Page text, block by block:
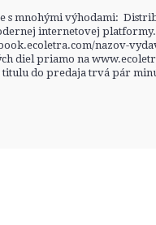
s mnohými výhodami:
internetovej platformy.
nazov-
diel priamo na
do predaja trvá pár